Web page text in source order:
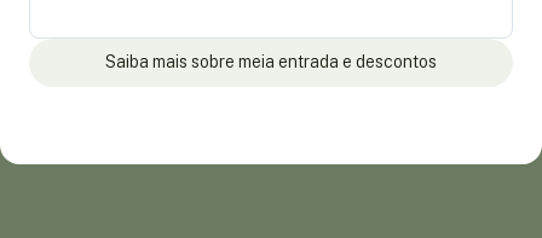
Saiba mais sobre meia entrada e descontos